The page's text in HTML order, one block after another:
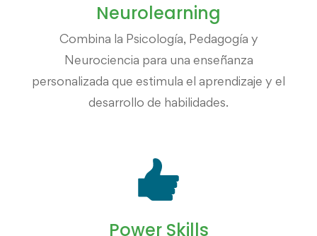
Neurolearning
Combina la Psicología, Pedagogía y
Neurociencia para una enseñanza
personalizada que estimula el aprendizaje y el
desarrollo de habilidades.
Power Skills